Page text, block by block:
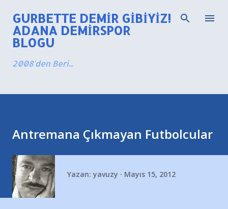
Ana içeriğe atla
GURBETTE DEMIR GIBIYIZ!
ADANA DEMIRSPOR
BLOGU
2008'den Beri...
Antremana Çıkmayan Futbolcular
Yazan: yavuzy Mayıs 15, 2012